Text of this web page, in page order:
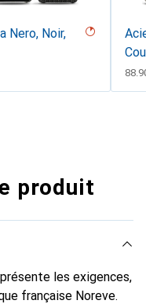
Nero, Noir,
CHF
produit
les exigences,
française Noreve.